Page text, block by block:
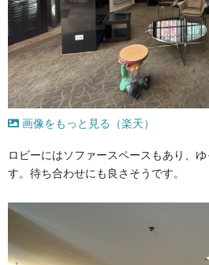
画像をもっと見る（楽天）
ロビーにはソファースペースもあり、
す。待ち合わせにも良さそうです。